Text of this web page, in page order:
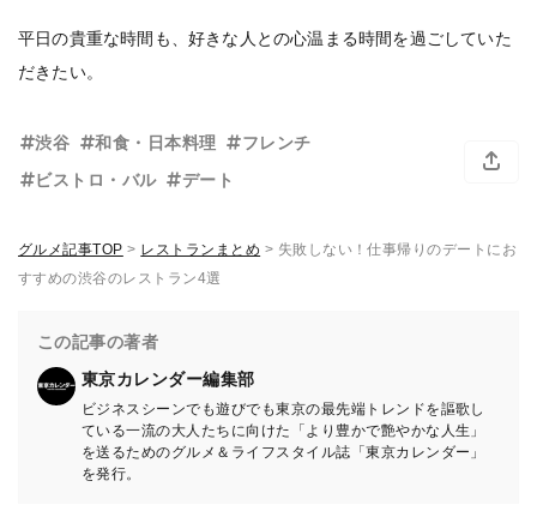
平日の貴重な時間も、好きな人との心温まる時間を過ごしていた
だきたい。
渋谷 和食・日本料理
フレンチ
ビストロ・バル
デート
グルメ記事TOP > レストランまとめ > 失敗しない！仕事帰りのデートにお
すすめの渋谷のレストラン4選
この記事の著者
東京カレンダー編集部
ビジネスシーンでも遊びでも東京の最先端トレンドを謳歌し
ている一流の大人たちに向けた「より豊かで艶やかな人生」
を送るためのグルメ＆ライフスタイル誌「東京カレンダー」
を発行。